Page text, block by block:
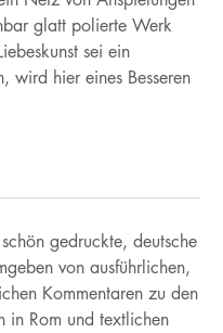
glatt polierte Werk
sei ein
wird hier eines Besseren
gedruckte, deutsche
von ausführlichen,
Kommentaren zu den
in Rom und textlichen